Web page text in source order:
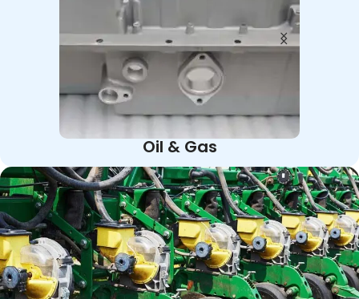
Oil & Gas